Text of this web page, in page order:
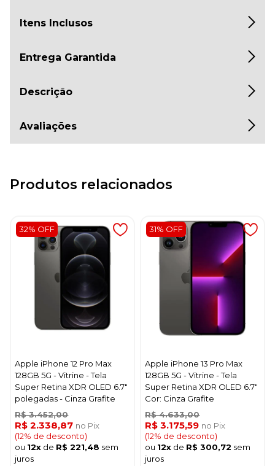
Itens Inclusos
Entrega Garantida
Descrição
Avaliações
Produtos relacionados
32% OFF
Apple iPhone 12 Pro Max
128GB 5G - Vitrine - Tela
Super Retina XDR OLED 6.7"
polegadas - Cinza Grafite
R$ 3.452,00
R$ 2.338,87 no Pix
(12% de desconto)
ou 12x de R$ 221,48 sem
juros
31% OFF
Apple iPhone 13 Pro Max
128GB 5G - Vitrine - Tela
Super Retina XDR OLED 6.7"
Cor: Cinza Grafite
R$ 4.633,00
R$ 3.175,59 no Pix
(12% de desconto)
ou 12x de R$ 300,72 sem
juros